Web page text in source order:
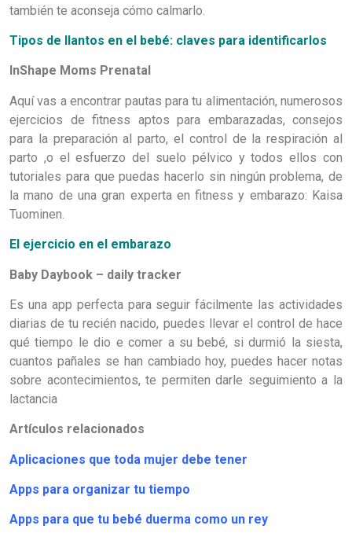
también te aconseja cómo calmarlo.
Tipos de llantos en el bebé: claves para identificarlos
InShape Moms Prenatal
Aquí vas a encontrar pautas para tu alimentación, numerosos
ejercicios de fitness aptos para embarazadas, consejos
para la preparación al parto, el control de la respiración al
parto ,o el esfuerzo del suelo pélvico y todos ellos con
tutoriales para que puedas hacerlo sin ningún problema, de
la mano de una gran experta en fitness y embarazo: Kaisa
Tuominen.
El ejercicio en el embarazo
Baby Daybook – daily tracker
Es una app perfecta para seguir fácilmente las actividades
diarias de tu recién nacido, puedes llevar el control de hace
qué tiempo le dio e comer a su bebé, si durmió la siesta,
cuantos pañales se han cambiado hoy, puedes hacer notas
sobre acontecimientos, te permiten darle seguimiento a la
lactancia
Artículos relacionados
Aplicaciones que toda mujer debe tener
Apps para organizar tu tiempo
Apps para que tu bebé duerma como un rey